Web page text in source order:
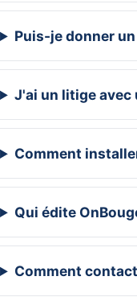
Puis-je donner
J'ai un litige avec
Comment
Qui édite
Comment